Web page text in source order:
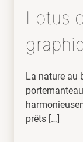
Lotus
La nature au
prêts […]